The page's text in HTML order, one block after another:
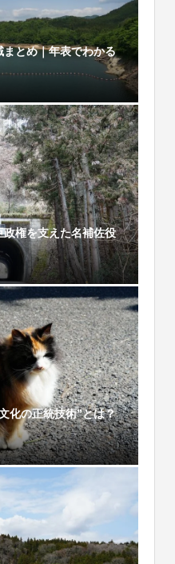
とめ｜年表でわかる
権を支えた名補佐役
化の正統技術”とは？